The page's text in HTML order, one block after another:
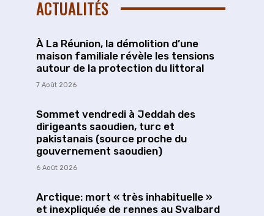
ACTUALITÉS
À La Réunion, la démolition d’une
maison familiale révèle les tensions
autour de la protection du littoral
7 Août 2026
Sommet vendredi à Jeddah des
dirigeants saoudien, turc et
pakistanais (source proche du
gouvernement saoudien)
6 Août 2026
Arctique: mort « très inhabituelle »
et inexpliquée de rennes au Svalbard